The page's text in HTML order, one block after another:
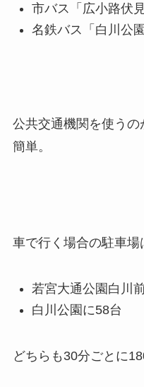
市バス「広小路伏
名鉄バス「白川公
公共交通機関を使う
簡単。
車で行く場合の駐車場
若宮大通公園白川
白川公園に58台
どちらも30分ごとに